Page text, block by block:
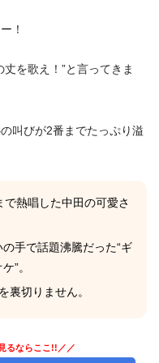
！
を歌え！”と言ってきま
叫びが2番までたっぷり溢
熱唱した中田の可愛さ
の手で話題沸騰だった“ギ
”。
裏切りません。
るならここ!!／／